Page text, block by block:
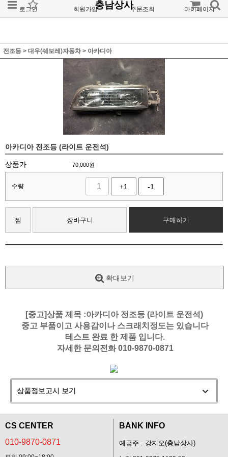
로그인 회원가입 주문조회 마이페이지
충남상사
전조등 > 대우(쉐보레)자동차> 아카디아
아카디아 전조등 (라이트 운전석)
상품가 70,000원
수량 +1 -1
찜 장바구니 구매하기
확대보기
[중고]상품 제목 :아카디아 전조등 (라이트 운전석)
중고 부품이고 사용감이나 스크래치정도는 있습니다
테스트 완료 한 제품 입니다.
자세한 문의전화 010-9870-0871
상품정보고시 보기
CS CENTER
010-9870-0871
BANK INFO
예금주 : 강지오(충남상사)